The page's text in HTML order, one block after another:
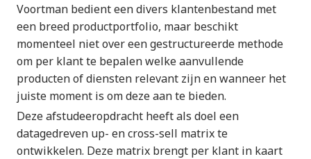
Voortman bedient een divers klantenbestand met
een breed productportfolio, maar beschikt
momenteel niet over een gestructureerde methode
om per klant te bepalen welke aanvullende
producten of diensten relevant zijn en wanneer het
juiste moment is om deze aan te bieden.
Deze afstudeeropdracht heeft als doel een
datagedreven up- en cross-sell matrix te
ontwikkelen. Deze matrix brengt per klant in kaart